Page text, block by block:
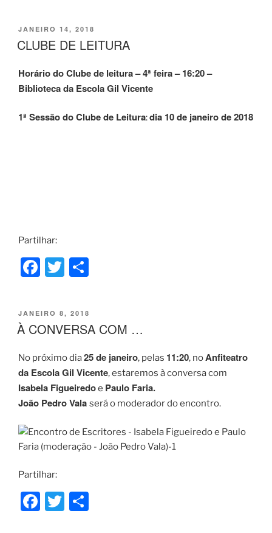
c
e
o
o
k
itt
er
ar
e
PUBLICADO
EM
JANEIRO 14, 2018
CLUBE DE LEITURA
Horário do Clube de leitura – 4ª feira – 16:20 –
Biblioteca da Escola Gil Vicente
1ª Sessão do Clube de Leitura:dia 10 de janeiro de 2018
Partilhar:
F
c
e
o
o
k
T
itt
er e
PUBLICADO
EM
JANEIRO 8, 2018
À CONVERSA COM …
No próximo dia25 de janeiro, pelas 11:20, noAnfiteatro
da Escola Gil Vicente, estaremos à conversa com
Isabela Figueiredoe Paulo Faria.
João Pedro Vala será o moderador do encontro.
Partilhar:
F
T